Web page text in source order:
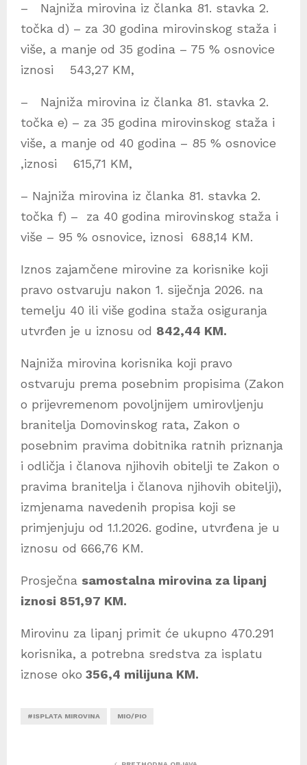
– Najniža mirovina iz članka 81. stavka 2.
točka d) – za 30 godina mirovinskog staža i
više, a manje od 35 godina – 75 % osnovice
iznosi 543,27 KM,
– Najniža mirovina iz članka 81. stavka 2.
točka e) – za 35 godina mirovinskog staža i
više, a manje od 40 godina – 85 % osnovice
,iznosi 615,71 KM,
– Najniža mirovina iz članka 81. stavka 2.
točka f) – za 40 godina mirovinskog staža i
više – 95 % osnovice, iznosi 688,14 KM.
Iznos zajamčene mirovine za korisnike koji
pravo ostvaruju nakon 1. siječnja 2026. na
temelju 40 ili više godina staža osiguranja
utvrđen je u iznosu od 842,44 KM.
Najniža mirovina korisnika koji pravo
ostvaruju prema posebnim propisima (Zakon
o prijevremenom povoljnijem umirovljenju
branitelja Domovinskog rata, Zakon o
posebnim pravima dobitnika ratnih priznanja
i odličja i članova njihovih obitelji te Zakon o
pravima branitelja i članova njihovih obitelji),
izmjenama navedenih propisa koji se
primjenjuju od 1.1.2026. godine, utvrđena je u
iznosu od 666,76 KM.
Prosječna samostalna mirovina za lipanj
iznosi 851,97 KM.
Mirovinu za lipanj primit će ukupno 470.291
korisnika, a potrebna sredstva za isplatu
iznose oko 356,4 milijuna KM.
#ISPLATA MIROVINA MIO/PIO